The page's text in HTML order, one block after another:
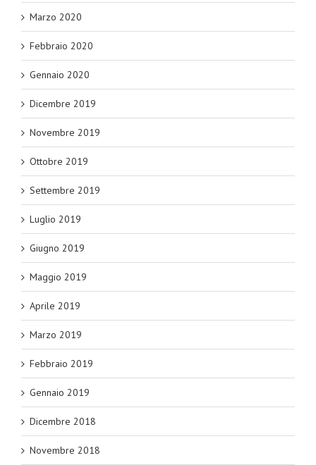
Marzo 2020
Febbraio 2020
Gennaio 2020
Dicembre 2019
Novembre 2019
Ottobre 2019
Settembre 2019
Luglio 2019
Giugno 2019
Maggio 2019
Aprile 2019
Marzo 2019
Febbraio 2019
Gennaio 2019
Dicembre 2018
Novembre 2018